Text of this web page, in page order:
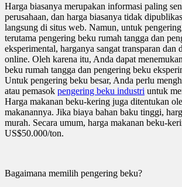
Harga biasanya merupakan informasi paling
perusahaan, dan harga biasanya tidak
langsung di situs web. Namun, untuk
terutama pengering beku rumah tangga dan
eksperimental, harganya sangat transparan dan
online. Oleh karena itu, Anda dapat
beku rumah tangga dan pengering beku
Untuk pengering beku besar, Anda perlu
atau pemasok pengering beku industri untuk
Harga makanan beku-kering juga ditentukan
makanannya. Jika biaya bahan baku tinggi,
murah. Secara umum, harga makanan beku-
US$50.000/ton.
Bagaimana memilih pengering beku?